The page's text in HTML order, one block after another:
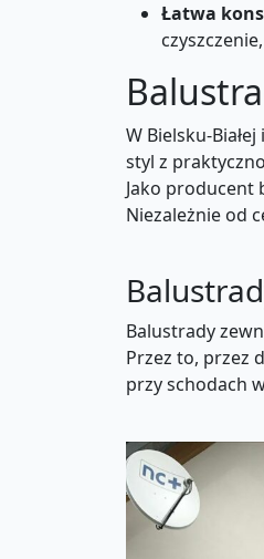
Łatwa
W Bielsku-
styl z
Jako
Niezależnie od
Balustrady
Przez to, przez
przy schodach